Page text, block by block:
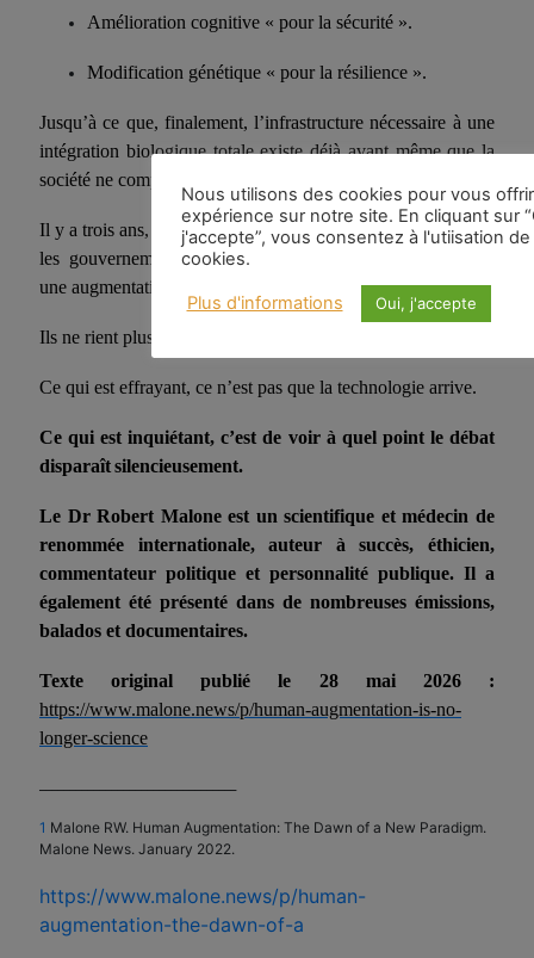
Amélioration cognitive « pour la sécurité ».
Modification génétique « pour la résilience ».
Jusqu’à ce que, finalement, l’infrastructure nécessaire à une
intégration biologique totale existe déjà avant même que la
société ne comprenne pleinement ce qui s’est passé.
Il y a trois ans, beaucoup de gens se moquaient de l’idée que
les gouvernements et les armées planifiaient sérieusement
une augmentation humaine à grande échelle.
Ils ne rient plus maintenant.
Ce qui est effrayant, ce n’est pas que la technologie arrive.
Ce qui est inquiétant, c’est de voir à quel point le débat
disparaîtsilencieusement.
Le DrRobert Maloneest un scientifique et médecin de
renommée internationale, auteur à succès, éthicien,
commentateur politique et personnalité publique. Il a
également été présenté dans de nombreuses émissions,
balados et documentaires.
Texte original publié le 28 mai 2026 :
https://www.malone.news/p/human-augmentation-is-no-
longer-science
1 Malone RW. Human Augmentation: The Dawn of a New Paradigm.
Malone News. January 2022.
https://www.malone.news/p/human-
augmentation-the-dawn-of-a
Nous utilisons des cookies pour vous
expérience sur notre site. En cliquant sur
j'accepte”, vous consentez à l'utiisation
cookies.
Plus d'informations Oui, j'accepte